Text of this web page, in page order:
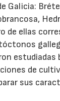
Galicia:
de ellas
estudiadas
de
sus